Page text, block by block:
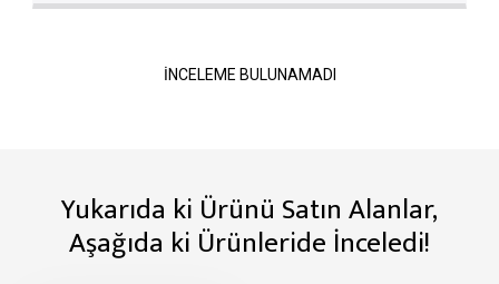
İNCELEME BULUNAMADI
Yukarıda ki Ürünü Satın Alanlar,
Aşağıda ki Ürünleride İnceledi!